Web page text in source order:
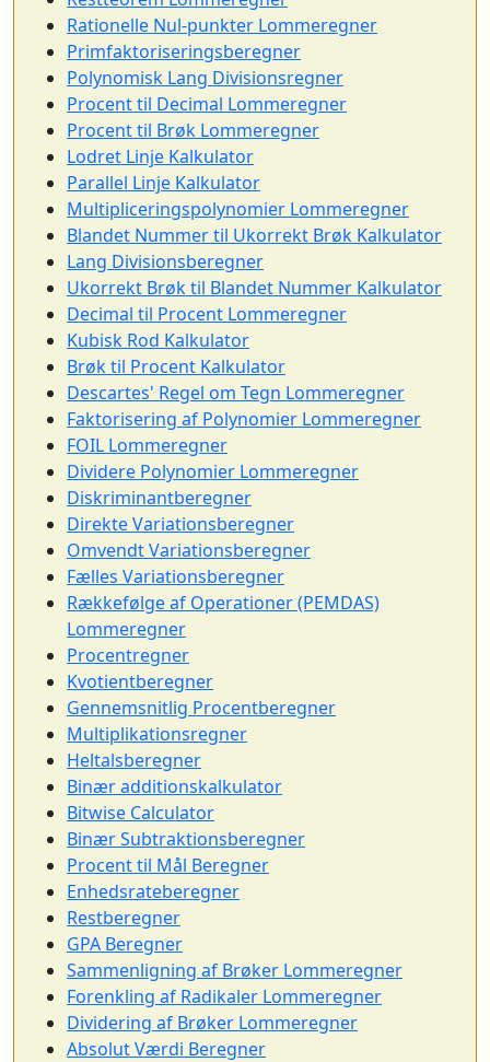
Rationelle Nul-punkter Lommeregner
Primfaktoriseringsberegner
Polynomisk Lang Divisionsregner
Procent til Decimal Lommeregner
Procent til Brøk Lommeregner
Lodret Linje Kalkulator
Parallel Linje Kalkulator
Multipliceringspolynomier Lommeregner
Blandet Nummer til Ukorrekt Brøk Kalkulator
Lang Divisionsberegner
Ukorrekt Brøk til Blandet Nummer Kalkulator
Decimal til Procent Lommeregner
Kubisk Rod Kalkulator
Brøk til Procent Kalkulator
Descartes' Regel om Tegn Lommeregner
Faktorisering af Polynomier Lommeregner
FOIL Lommeregner
Dividere Polynomier Lommeregner
Diskriminantberegner
Direkte Variationsberegner
Omvendt Variationsberegner
Fælles Variationsberegner
Rækkefølge af Operationer (PEMDAS)
Lommeregner
Procentregner
Kvotientberegner
Gennemsnitlig Procentberegner
Multiplikationsregner
Heltalsberegner
Binær additionskalkulator
Bitwise Calculator
Binær Subtraktionsberegner
Procent til Mål Beregner
Enhedsrateberegner
Restberegner
GPA Beregner
Sammenligning af Brøker Lommeregner
Forenkling af Radikaler Lommeregner
Dividering af Brøker Lommeregner
Absolut Værdi Beregner